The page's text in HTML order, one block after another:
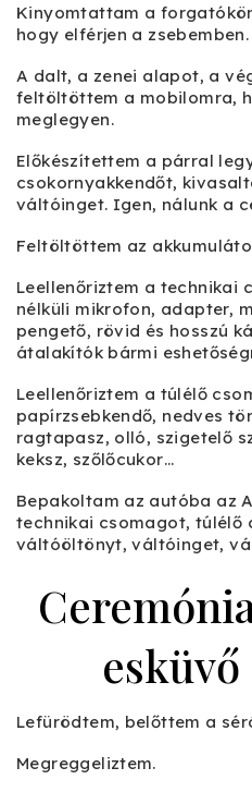
Kinyomtattam a
hogy elférjen a zsebemben.
A dalt, a zenei alapot, a
feltöltöttem a mobilomra,
meglegyen.
Előkészítettem a párral
csokornyakkendőt,
váltóinget. Igen, nálunk a
Feltöltöttem az
Leellenőriztem a technikai
nélküli mikrofon, adapter,
pengető, rövid és hosszú
átalakítók bármi
Leellenőriztem a túlélő
papírzsebkendő, nedves
ragtapasz, olló, szigetelő
keksz, szőlőcukor…
Bepakoltam az autóba az
technikai csomagot, túlélő
váltóöltönyt, váltóinget,
Lefürödtem, belőttem a
Megreggeliztem.